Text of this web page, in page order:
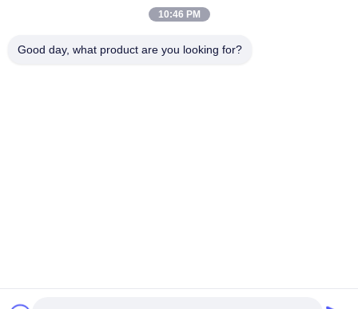
UV耐性耐久性のある車の塗料プライマー、酸化防止自動車エポ
10:46 PM
Good day, what product are you looking for?